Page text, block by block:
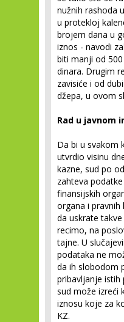
nužnih rashoda
u protekloj
brojem dana u
iznos - navodi
biti manji od
dinara. Drugim
zavisiće i od
džepa, u ovom
Rad u javnom
Da bi u svakom
utvrdio visinu
kazne, sud po
zahteva
finansijskih
organa i pravnih
da uskrate
recimo, na
tajne. U
podataka ne
da ih slobodom
pribavljanje istih
sud može izreći
iznosu koje za
KZ.